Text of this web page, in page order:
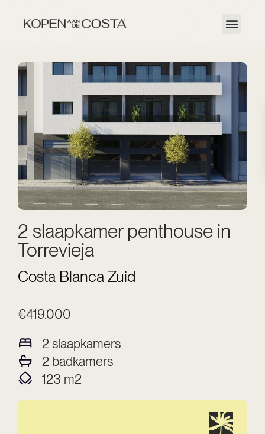
2 slaapkamer penthouse in
Torrevieja
Costa Blanca Zuid
€419.000
2 slaapkamers
2 badkamers
123 m2